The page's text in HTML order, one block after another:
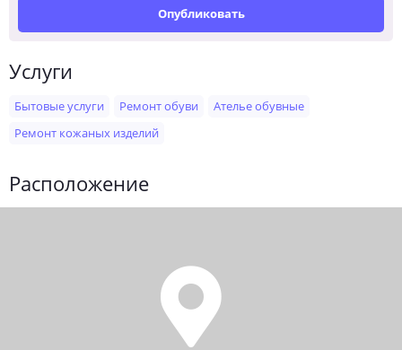
Опубликовать
Услуги
Бытовые услуги Ремонт обуви
Ателье обувные
Ремонт кожаных изделий
Расположение